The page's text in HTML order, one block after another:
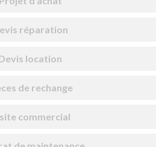
réparation
location
de rechange
commercial